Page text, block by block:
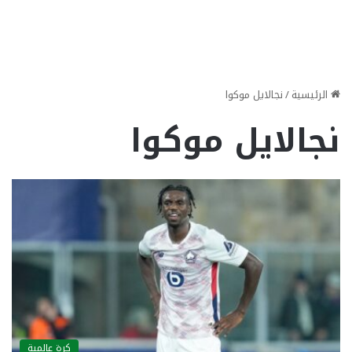
الرئيسية/نجالايل موكوا
نجالايل موكوا
كرة عالمية